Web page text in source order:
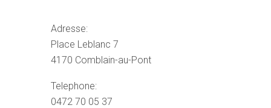
Adresse:
Place Leblanc 7
4170 Comblain-au-Pont
Telephone:
0472 70 05 37